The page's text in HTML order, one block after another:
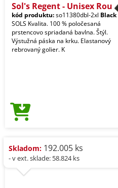
Sol's Regent - Unisex Rou
kód produktu:so11380dbl-2xl Black
SOLS Kvalita. 100 % poločesaná
prstencovo spriadaná bavlna. Štýl.
Výstužná páska na krku. Elastanový
rebrovaný golier. K
Skladom: 192.005 ks
- v ext. sklade: 58.824 ks